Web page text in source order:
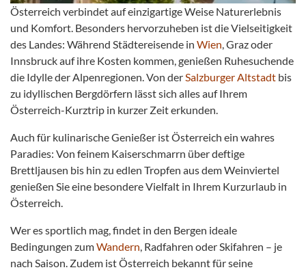
Österreich verbindet auf einzigartige Weise Naturerlebnis
und Komfort. Besonders hervorzuheben ist die Vielseitigkeit
des Landes: Während Städtereisende in Wien, Graz oder
Innsbruck auf ihre Kosten kommen, genießen Ruhesuchende
die Idylle der Alpenregionen.Von derSalzburger Altstadt bis
zu idyllischen Bergdörfern lässt sich alles auf Ihrem
Österreich-Kurztrip in kurzer Zeit erkunden.
Auch für kulinarische Genießer ist Österreich ein wahres
Paradies: Von feinem Kaiserschmarrn über deftige
Brettljausen bis hin zu edlen Tropfen aus dem Weinviertel
genießen Sie eine besondere Vielfalt in Ihrem Kurzurlaub in
Österreich.
Wer es sportlich mag, findet in den Bergen ideale
Bedingungen zumWandern, Radfahren oder Skifahren – je
nach Saison. Zudem ist Österreich bekannt für seine